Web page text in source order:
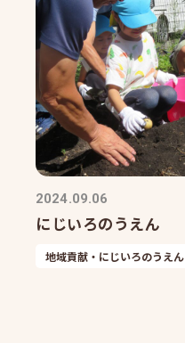
2024.09.06
にじいろのうえん
地域貢献・にじいろのうえん